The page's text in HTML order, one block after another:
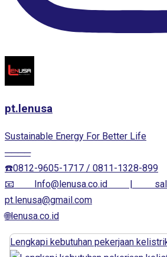
pt.lenusa
Sustainable Energy For Better Life
────
☎️0812-9605-1717 / 0811-1328-899
📧Info@lenusa.co.id |
pt.lenusa@gmail.com
🌐lenusa.co.id
Lengkapi kebutuhan pekerjaan